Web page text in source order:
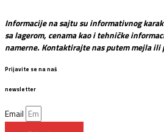
Informacije na sajtu su informativnog
sa lagerom, cenama kao i tehničke
namerne. Kontaktirajte nas putem mejla ili
Prijavite se na naš
newsletter
Email